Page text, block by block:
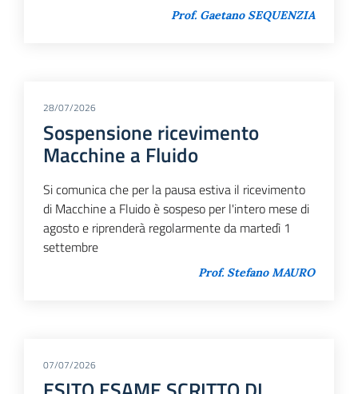
Prof. Gaetano SEQUENZIA
28/07/2026
Sospensione ricevimento
Macchine a Fluido
Si comunica che per la pausa estiva il ricevimento
di Macchine a Fluido è sospeso per l'intero mese di
agosto e riprenderà regolarmente da martedì 1
settembre
Prof. Stefano MAURO
07/07/2026